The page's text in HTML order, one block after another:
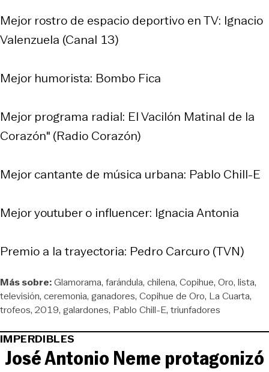
Mejor rostro de espacio deportivo en TV: Ignacio
Valenzuela (Canal 13)
Mejor humorista: Bombo Fica
Mejor programa radial: El Vacilón Matinal de la
Corazón" (Radio Corazón)
Mejor cantante de música urbana: Pablo Chill-E
Mejor youtuber o influencer: Ignacia Antonia
Premio a la trayectoria: Pedro Carcuro (TVN)
Más sobre:Glamorama farándula chilena Copihue Oro lista
televisión ceremonia ganadores Copihue de Oro La Cuarta
trofeos 2019 galardones Pablo Chill-E triunfadores
IMPERDIBLES
José Antonio Neme protagonizó